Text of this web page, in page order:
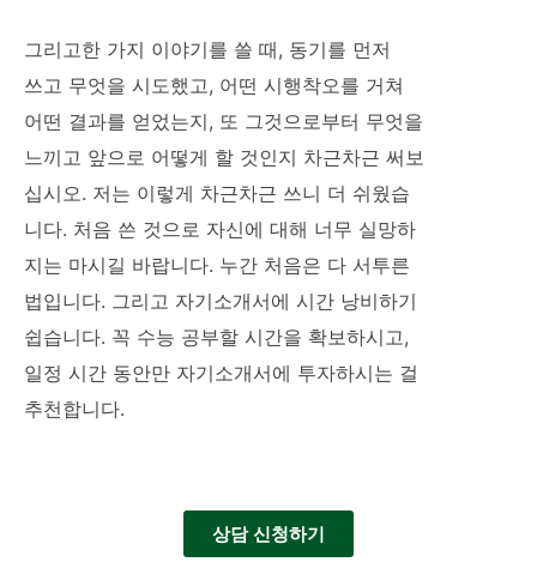
그리고한 가지 이야기를 쓸 때, 동기를 먼저
쓰고 무엇을 시도했고, 어떤 시행착오를 거쳐
어떤 결과를 얻었는지, 또 그것으로부터 무엇을
느끼고 앞으로 어떻게 할 것인지 차근차근 써보
십시오. 저는 이렇게 차근차근 쓰니 더 쉬웠습
니다. 처음 쓴 것으로 자신에 대해 너무 실망하
지는 마시길 바랍니다. 누간 처음은 다 서투른
법입니다. 그리고 자기소개서에 시간 낭비하기
쉽습니다. 꼭 수능 공부할 시간을 확보하시고,
일정 시간 동안만 자기소개서에 투자하시는 걸
추천합니다.
상담 신청하기